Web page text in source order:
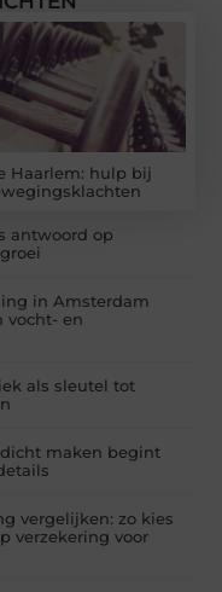
Haarlem: hulp bij
antwoord op
in Amsterdam
vocht- en
als sleutel tot
maken begint
vergelijken: zo kies
verzekering voor